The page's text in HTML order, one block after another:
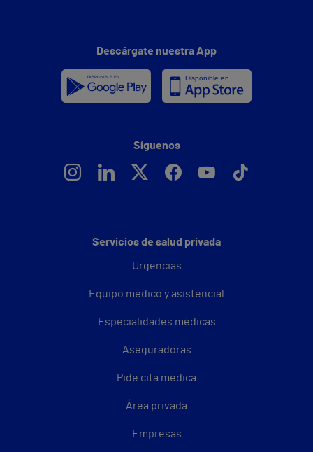
Servicios de salud privada
Urgencias
Equipo médico y asistencial
Especialidades médicas
Aseguradoras
Pide cita médica
Área privada
Empresas
Descárgate nuestra App
Síguenos